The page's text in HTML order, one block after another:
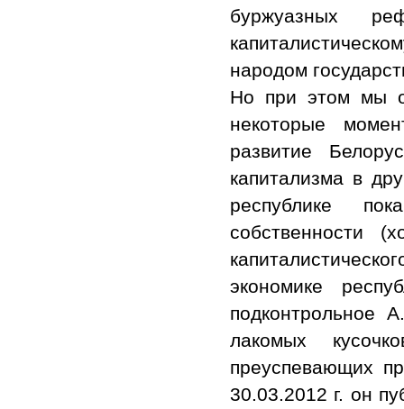
буржуазных
народом
Но при этом мы
некоторые
развитие
капитализма в
республике
собственности
экономике
подконтрольное
лакомых
преуспевающих
30.03.2012 г. он